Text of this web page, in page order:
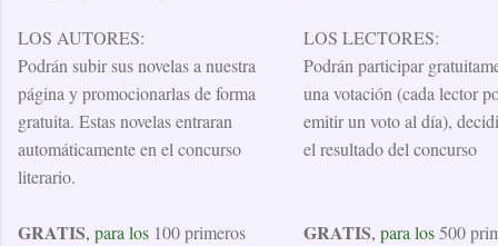
LOS AUTORES:
LOS LECTORES:
Podrán subir sus novelas a nuestra
página y promocionarlas de forma
gratuita. Estas novelas entraran
automáticamente en el concurso
literario.
Podrán participar
una votación (cada lector
emitir un voto al día),
el resultado del concurso
GRATIS, para los 100 primeros
GRATIS, para los500